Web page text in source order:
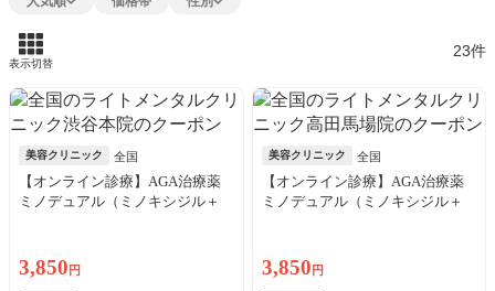
表示切替
23件
美容クリニック 全国
【オンライン診療】AGA治療薬
ミノデュアル（ミノキシジル＋
3,850 円
美容クリニック 全国
【オンライン診療】AGA治療薬
ミノデュアル（ミノキシジル＋
3,850 円